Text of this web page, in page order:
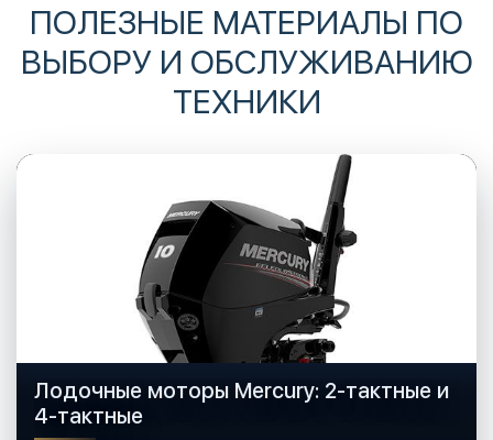
ПОЛЕЗНЫЕ МАТЕРИАЛЫ ПО
ВЫБОРУ И ОБСЛУЖИВАНИЮ
ТЕХНИКИ
Лодочные моторы Mercury: 2-тактные и
4-тактные